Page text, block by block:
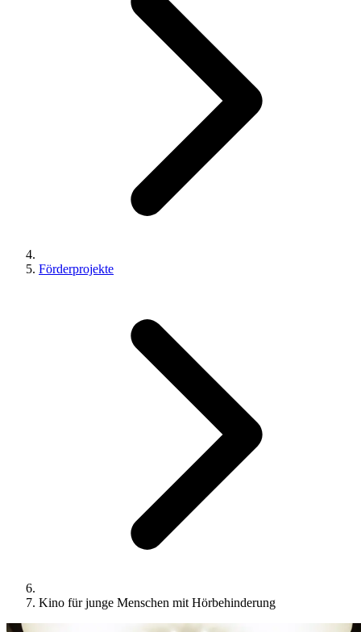
Förderprojekte
Kino für junge Menschen mit Hörbehinderung